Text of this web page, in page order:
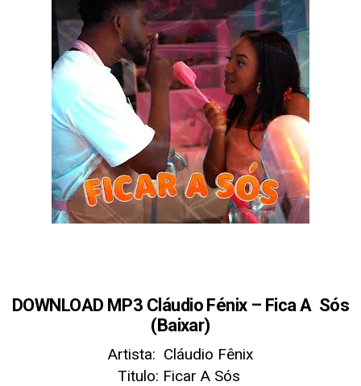
DOWNLOAD MP3 Cláudio Fénix – Fica A Sós
(Baixar)
Artista: Cláudio Fênix
Titulo: Ficar A Sós